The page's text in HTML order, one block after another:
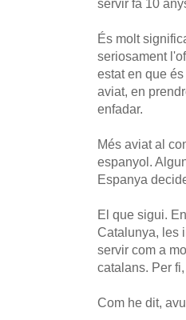
servir fa 10
És molt
seriosament
estat en que
aviat, en
enfadar.
Més aviat al
espanyol.
Espanya
El que sigui.
Catalunya, les
servir com a
catalans. Per
Com he dit,